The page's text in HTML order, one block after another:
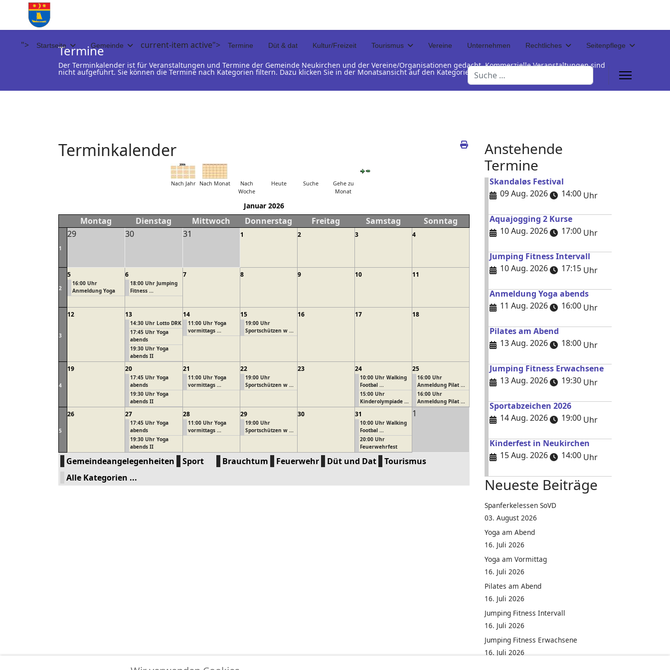
"> Startseite Gemeinde current-item active"> Termine Düt & dat Kultur/Freizeit Tourismus Vereine Unternehmen Rechtliches Seitenpflege
Suchen
Termine
Der Terminkalender ist für Veranstaltungen und Termine der Gemeinde Neukirchen und der Vereine/Organisationen gedacht. Kommerzielle Veranstaltungen sind
nicht aufgeführt. Sie können die Termine nach Kategorien filtern. Dazu klicken Sie in der Monatsansicht auf den Kategorienamen unterhalb der Termintabelle
Terminkalender
Nach Jahr Nach Monat
Nach
Woche
Heute Suche
Gehe zu
Monat
Januar 2026
Montag Dienstag Mittwoch Donnerstag Freitag Samstag Sonntag
1
29 30 31 1 2 3 4
2
5
16:00 Uhr
Anmeldung Yoga
6
18:00 Uhr Jumping
Fitness ...
7 8 9 10 11
3
12 13
14:30 Uhr Lotto DRK
17:45 Uhr Yoga
abends
19:30 Uhr Yoga
abends II
14
11:00 Uhr Yoga
vormittags ...
15
19:00 Uhr
Sportschützen w ...
16 17 18
4
19 20
17:45 Uhr Yoga
abends
19:30 Uhr Yoga
abends II
21
11:00 Uhr Yoga
vormittags ...
22
19:00 Uhr
Sportschützen w ...
23 24
10:00 Uhr Walking
Footbal ...
15:00 Uhr
Kinderolympiade ...
25
16:00 Uhr
Anmeldung Pilat ...
16:00 Uhr
Anmeldung Pilat ...
5
26 27
17:45 Uhr Yoga
abends
19:30 Uhr Yoga
abends II
28
11:00 Uhr Yoga
vormittags ...
29
19:00 Uhr
Sportschützen w ...
30 31
10:00 Uhr Walking
Footbal ...
20:00 Uhr
Feuerwehrfest
1
Gemeindeangelegenheiten Sport Brauchtum Feuerwehr Düt und Dat
Tourismus
Alle Kategorien ...
Anstehende
Termine
Skandaløs Festival
09 Aug. 2026
14:00 Uhr
Aquajogging 2 Kurse
10 Aug. 2026
17:00 Uhr
Jumping Fitness Intervall
10 Aug. 2026
17:15 Uhr
Anmeldung Yoga abends
11 Aug. 2026
16:00 Uhr
Pilates am Abend
13 Aug. 2026
18:00 Uhr
Jumping Fitness Erwachsene
13 Aug. 2026
19:30 Uhr
Sportabzeichen 2026
14 Aug. 2026
19:00 Uhr
Kinderfest in Neukirchen
15 Aug. 2026
14:00 Uhr
Neueste Beiträge
Spanferkelessen SoVD
03. August 2026
Yoga am Abend
16. Juli 2026
Yoga am Vormittag
16. Juli 2026
Pilates am Abend
16. Juli 2026
Jumping Fitness Intervall
16. Juli 2026
Jumping Fitness Erwachsene
16. Juli 2026